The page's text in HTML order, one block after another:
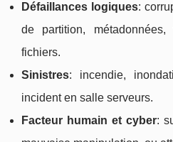
Défaillances logiques:
de partition,
fichiers.
Sinistres: incendie,
incident en salle serveurs.
Facteur humain et cyber: